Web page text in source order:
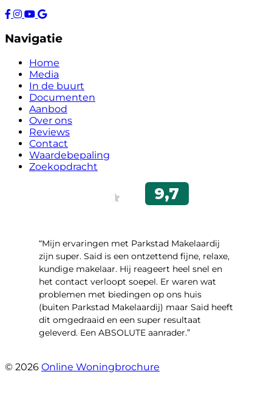
Navigatie
Home
Media
In de buurt
Documenten
Aanbod
Over ons
Reviews
Contact
Waardebepaling
Zoekopdracht
“Mijn ervaringen met Parkstad Makelaardij
zijn super. Said is een ontzettend fijne, relaxe,
kundige makelaar. Hij reageert heel snel en
het contact verloopt soepel. Er waren wat
problemen met biedingen op ons huis
(buiten Parkstad Makelaardij) maar Said heeft
dit omgedraaid en een super resultaat
geleverd. Een ABSOLUTE aanrader.”
© 2026 Online Woningbrochure